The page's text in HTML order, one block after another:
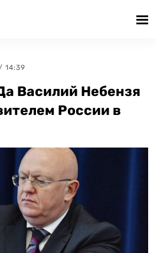
14:39
Василий Небензя
России в